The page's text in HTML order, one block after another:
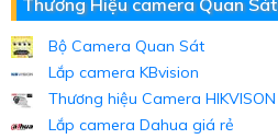
Bộ Camera Quan Sát
Lắp camera KBvision
Thương hiệu Camera HIKVISON
Lắp camera Dahua giá rẻ